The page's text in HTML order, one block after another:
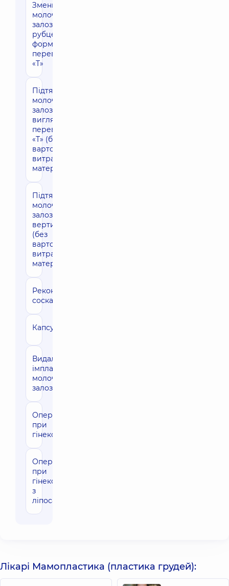
Зменшення
молочних
залоз з
рубцем у
формі
перевернутої
«Т»
Підтяжка
молочних
залоз у
вигляді
перевернутої
«Т» (без
вартості
витратних
матеріалів)
Підтяжка
молочних
залоз
вертикальна
(без
вартості
витратних
матеріалів)
Реконструкція
соска і ареоли
Капсулектомія
Видалення
імплантів
молочних
залоз
Операція
при
гінекомастії
Операція
при
гінекомастії
з
ліпосакцією
Лікарі Мамопластика (пластика грудей):